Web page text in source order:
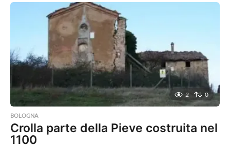
2 0
BOLOGNA
Crolla parte della Pieve costruita nel
1100